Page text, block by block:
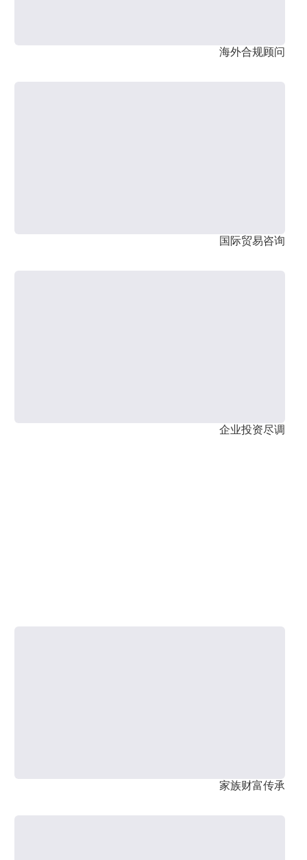
海外合规顾问
国际贸易咨询
企业投资尽调
家族财富传承